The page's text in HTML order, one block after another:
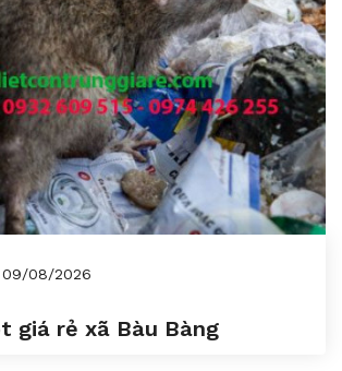
09/08/2026
giá rẻ xã Bàu Bàng